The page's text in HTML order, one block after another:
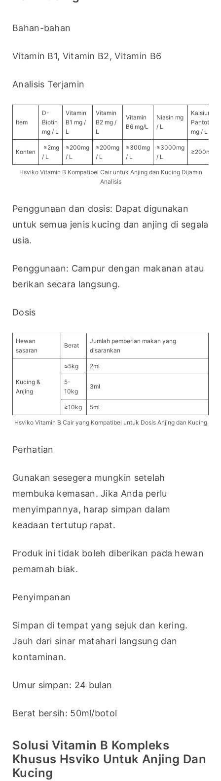
Bahan-bahan
Vitamin B1, Vitamin B2, Vitamin B6
Analisis Terjamin
Item
D-
Biotin
mg / L
Vitamin
B1 mg /
L
Vitamin
B2 mg /
L
Vitamin
B6 mg/L
Niasin mg
/ L
Kalsium D-
mg / L
Konten
≥2mg
/ L
≥200mg
/ L
≥200mg
/ L
≥300mg
/ L
≥3000mg
/ L
≥200mg /
Hsviko Vitamin B Kompatibel Cair untuk Anjing dan Kucing Dijamin
Analisis
Penggunaan dan dosis: Dapat digunakan
untuk semua jenis kucing dan anjing di segala
usia.
Penggunaan: Campur dengan makanan atau
berikan secara langsung.
Dosis
Hewan
sasaran
Berat
Jumlah pemberian makan yang
disarankan
Kucing &
Anjing
≤5kg 2ml
5-
10kg
3ml
≥10kg 5ml
Hsviko Vitamin B Cair yang Kompatibel untuk Dosis Anjing dan Kucing
Perhatian
Gunakan sesegera mungkin setelah
membuka kemasan. Jika Anda perlu
menyimpannya, harap simpan dalam
keadaan tertutup rapat.
Produk ini tidak boleh diberikan pada hewan
pemamah biak.
Penyimpanan
Simpan di tempat yang sejuk dan kering.
Jauh dari sinar matahari langsung dan
kontaminan.
Umur simpan: 24 bulan
Berat bersih: 50ml/botol
Solusi Vitamin B Kompleks
Khusus Hsviko Untuk Anjing Dan
Kucing